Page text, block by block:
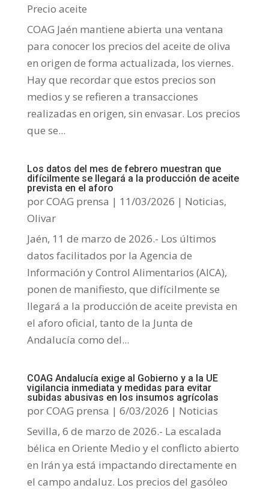
Precio aceite
COAG Jaén mantiene abierta una ventana
para conocer los precios del aceite de oliva
en origen de forma actualizada, los viernes.
Hay que recordar que estos precios son
medios y se refieren a transacciones
realizadas en origen, sin envasar. Los precios
que se...
Los datos del mes de febrero muestran que
difícilmente se llegará a la producción de aceite
prevista en el aforo
porCOAG prensa | 11/03/2026 | Noticias,
Olivar
Jaén, 11 de marzo de 2026.- Los últimos
datos facilitados por la Agencia de
Información y Control Alimentarios (AICA),
ponen de manifiesto, que difícilmente se
llegará a la producción de aceite prevista en
el aforo oficial, tanto de la Junta de
Andalucía como del...
COAG Andalucía exige al Gobierno y a la UE
vigilancia inmediata y medidas para evitar
subidas abusivas en los insumos agrícolas
porCOAG prensa | 6/03/2026 | Noticias
Sevilla, 6 de marzo de 2026.- La escalada
bélica en Oriente Medio y el conflicto abierto
en Irán ya está impactando directamente en
el campo andaluz. Los precios del gasóleo